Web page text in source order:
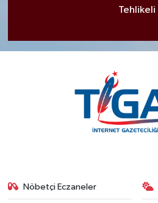
Tehlikeli
Nöbetçi Eczaneler